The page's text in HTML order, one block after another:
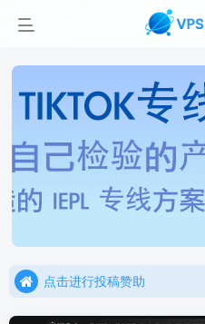
点击加入官方TG频道/聊天群
点击进行投稿赞助
点击加入官方TG频道/聊天群